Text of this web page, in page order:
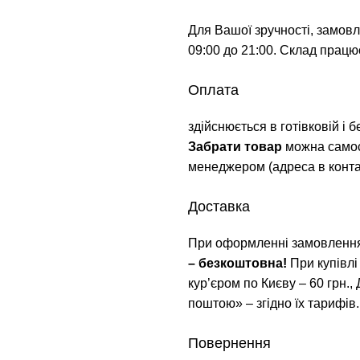
Для Вашої зручності,
09:00 до 21:00. Склад
Оплата
здійснюється в готівковій і
Забрати товар можна
менеджером (адреса в
Доставка
При оформленні
– безкоштовна! При
кур’єром по Києву – 60 грн.,
поштою» – згідно їх тарифів.
Повернення